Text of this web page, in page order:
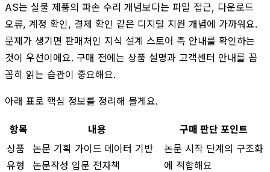
AS는 실물 제품의 파손 수리 개념보다는 파일 접근, 다운로드
오류, 계정 확인, 결제 확인 같은 디지털 지원 개념에 가까워요.
문제가 생기면 판매처인 지식 설계 스토어 측 안내를 확인하는
것이 우선이에요. 구매 전에는 상품 설명과 고객센터 안내를 꼼
꼼히 읽는 습관이 중요해요.
아래 표로 핵심 정보를 정리해 볼게요.
항목 내용
구매 판단 포인트
상품
유형
논문 기획 가이드 데이터 기반
논문작성 입문 전자책
논문 시작 단계의 구조화
에 적합해요